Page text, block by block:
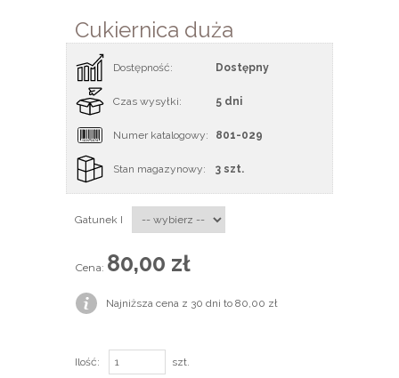
Cukiernica duża
Dostępność: Dostępny
Czas wysyłki: 5 dni
Numer katalogowy: 801-029
Stan magazynowy: 3 szt.
Gatunek I
Cena: 80,00 zł
Najniższa cena z 30 dni to 80,00 zł
Ilość: szt.